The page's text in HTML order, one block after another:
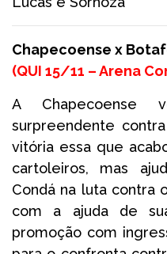
Chapecoense x
(QUI 15/11 – Arena
A Chapecoense
surpreendente
vitória essa que
cartoleiros, mas
Condá na luta contra
com a ajuda de
promoção com